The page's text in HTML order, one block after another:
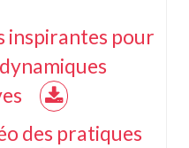
inspirantes pour
des pratiques